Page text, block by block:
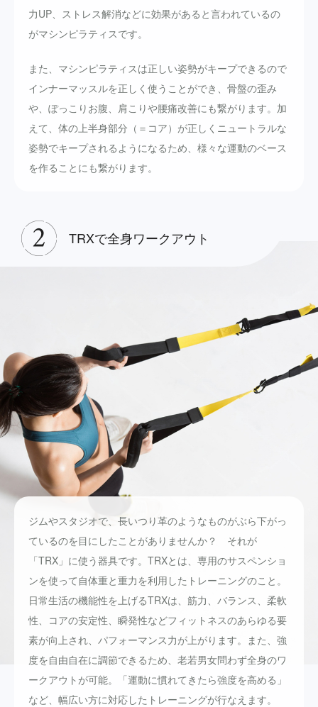
力UP、ストレス解消などに効果があると言われているの
がマシンピラティスです。
また、マシンピラティスは正しい姿勢がキープできるので
インナーマッスルを正しく使うことができ、骨盤の歪み
や、ぽっこりお腹、肩こりや腰痛改善にも繋がります。加
えて、体の上半身部分（＝コア）が正しくニュートラルな
姿勢でキープされるようになるため、様々な運動のベース
を作ることにも繋がります。
TRXで全身ワークアウト
ジムやスタジオで、長いつり革のようなものがぶら下がっ
ているのを目にしたことがありませんか？ それが
「TRX」に使う器具です。TRXとは、専用のサスペンショ
ンを使って自体重と重力を利用したトレーニングのこと。
日常生活の機能性を上げるTRXは、筋力、バランス、柔軟
性、コアの安定性、瞬発性などフィットネスのあらゆる要
素が向上され、パフォーマンス力が上がります。また、強
度を自由自在に調節できるため、老若男女問わず全身のワ
ークアウトが可能。「運動に慣れてきたら強度を高める」
など、幅広い方に対応したトレーニングが行なえます。